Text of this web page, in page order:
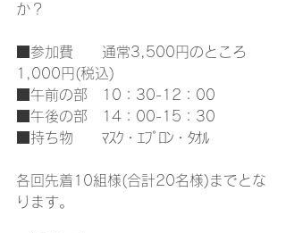
か？
■参加費　　通常3,500円のところ
1,000円(税込)
■午前の部　10：30-12：00
■午後の部　14：00-15：30
■持ち物　　ﾏｽｸ・ｴﾌﾟﾛﾝ・ﾀｵﾙ
各回先着10組様(合計20名様)までとな
ります。